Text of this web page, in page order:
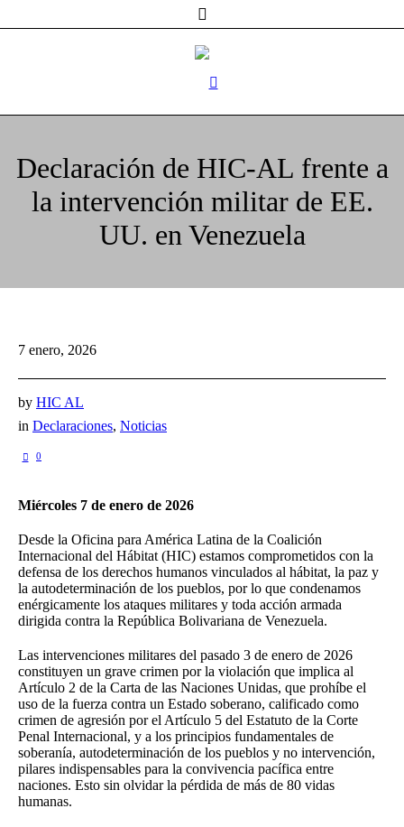
Declaración de HIC-AL frente a
la intervención militar de EE.
UU. en Venezuela
7 enero, 2026
by HIC AL
in Declaraciones, Noticias
0
Miércoles 7 de enero de 2026
Desde la Oficina para América Latina de la Coalición
Internacional del Hábitat (HIC) estamos comprometidos con la
defensa de los derechos humanos vinculados al hábitat, la paz y
la autodeterminación de los pueblos, por lo que condenamos
enérgicamente los ataques militares y toda acción armada
dirigida contra la República Bolivariana de Venezuela.
Las intervenciones militares del pasado 3 de enero de 2026
constituyen un grave crimen por la violación que implica al
Artículo 2 de la Carta de las Naciones Unidas, que prohíbe el
uso de la fuerza contra un Estado soberano, calificado como
crimen de agresión por el Artículo 5 del Estatuto de la Corte
Penal Internacional, y a los principios fundamentales de
soberanía, autodeterminación de los pueblos y no intervención,
pilares indispensables para la convivencia pacífica entre
naciones. Esto sin olvidar la pérdida de más de 80 vidas
humanas.